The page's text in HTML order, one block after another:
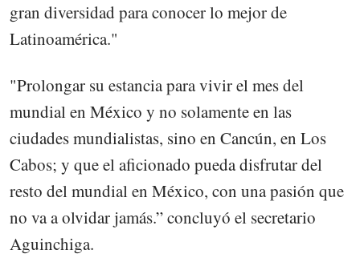
gran diversidad para conocer lo mejor de
Latinoamérica."
"Prolongar su estancia para vivir el mes del
mundial en México y no solamente en las
ciudades mundialistas, sino en Cancún, en Los
Cabos; y que el aficionado pueda disfrutar del
resto del mundial en México, con una pasión que
no va a olvidar jamás.” concluyó el secretario
Aguinchiga.